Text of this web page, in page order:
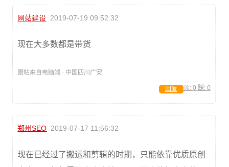
网站建设 2019-07-19 09:52:32
现在大多数都是带货
跟帖来自电脑端 · 中国四川广安
顶: 0 踩: 0
回复
郑州SEO 2019-07-17 11:56:32
现在已经过了搬运和剪辑的时期，只能依靠优质原创